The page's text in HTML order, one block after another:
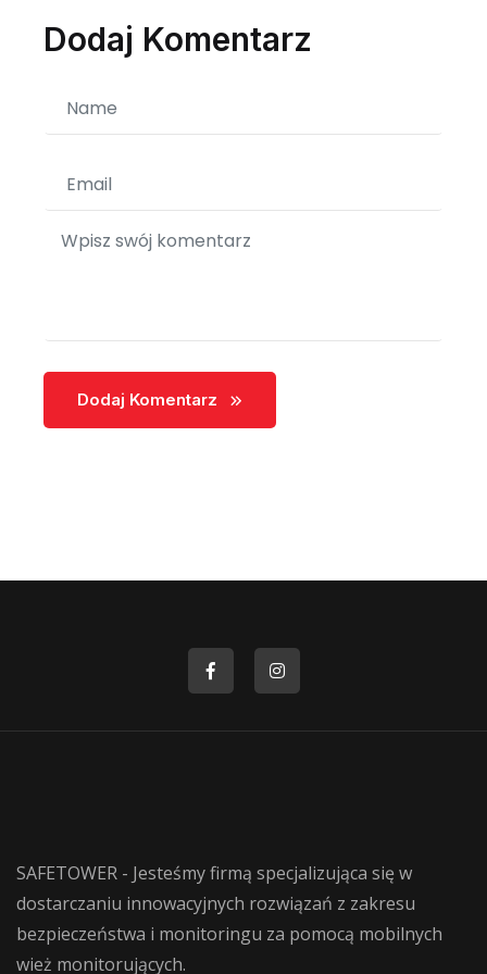
Dodaj Komentarz
Dodaj Komentarz
SAFETOWER - Jesteśmy firmą specjalizująca się w
dostarczaniu innowacyjnych rozwiązań z zakresu
bezpieczeństwa i monitoringu za pomocą mobilnych
wież monitorujących.